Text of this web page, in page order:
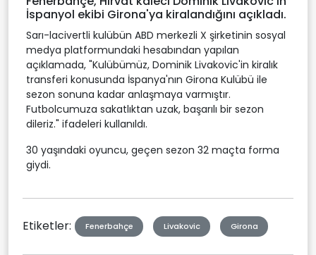
İspanyol ekibi Girona'ya kiralandığını açıkladı.
Sarı-lacivertli kulübün ABD merkezli X şirketinin sosyal
medya platformundaki hesabından yapılan
açıklamada, "Kulübümüz, Dominik Livakovic'in kiralık
transferi konusunda İspanya'nın Girona Kulübü ile
sezon sonuna kadar anlaşmaya varmıştır.
Futbolcumuza sakatlıktan uzak, başarılı bir sezon
dileriz." ifadeleri kullanıldı.
30 yaşındaki oyuncu, geçen sezon 32 maçta forma
giydi.
Etiketler: Fenerbahçe Livakovic Girona